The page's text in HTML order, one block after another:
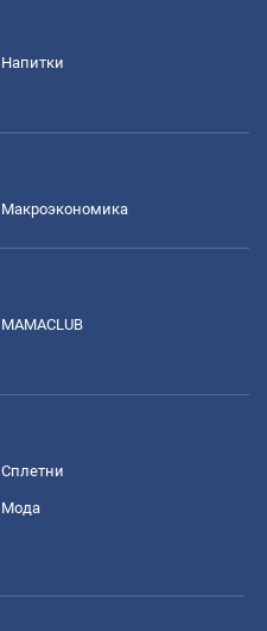
Напитки
Mакроэкономика
MAMACLUB
Сплетни
Мода